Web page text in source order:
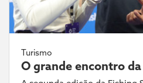
Turismo
O grande encontro